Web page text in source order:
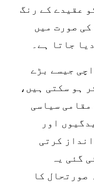
عقیدے کے رنگ
صورت میں
جاتا ہے۔
جیسے بڑے
ہو سکتی ہیں،
سیاسی
اور
کرتی
گئی یہ
صورتحال کا